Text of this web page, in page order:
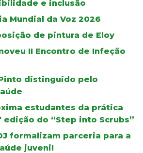
e inclusão
Mundial da Voz 2026
de pintura de Eloy
II Encontro de Infeção
distinguido pelo
estudantes da prática
edição do “Step into Scrubs”
formalizam parceria para a
juvenil